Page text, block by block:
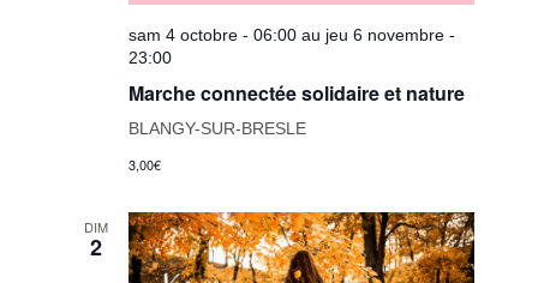
sam 4 octobre - 06:00 au jeu 6 novembre -
23:00
Marche connectée solidaire et nature
BLANGY-SUR-BRESLE
3,00€
DIM
2